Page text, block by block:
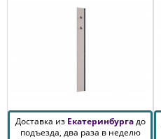
Доставка из Екатеринбургадо
подъезда, два раза в неделю